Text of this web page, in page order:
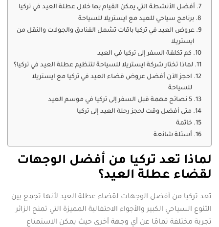
أفضل الأنشطة التي يمكن القيام بها خلال عطلة العيد في تركيا
برنامج سياحي للعيد مع ايستريلا للسياحة
عروض العيد في تركيا باقات تشمل الفنادق والجولات والنقل من
ايستريلا
كم تكلفة السفر إلى تركيا في العيد
لماذا تختار شركة ايستريلا للسياحة لتنظيم عطلة العيد في تركيا؟
احجز الآن أفضل عروض قضاء العيد في تركيا مع ايستريلا
للسياحة
5 نصائح مهمة قبل السفر إلى تركيا في موسم العيد
متى أفضل وقت لحجز رحلة العيد إلى تركيا
خاتمة
أسئلة شائعة
لماذا تعد تركيا من أفضل الوجهات
لقضاء عطلة العيد؟
تعد تركيا من أفضل الوجهات لقضاء عطلة العيد لأنها تجمع بين
التنوع السياحي الكبير والأجواء الاحتفالية المميزة التي تمنح الزائر
تجربة مختلفة تمامًا عن أي وجهة أخرى حيث يمكن الاستمتاع